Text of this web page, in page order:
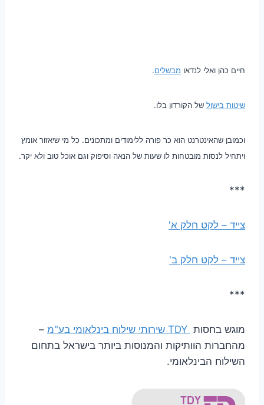
חיים כהן ואלי לנדאו מבשלים.
שיטות בישול של הקורדון בלו.
וכמובן שהאינטרנט הוא כר פורה ללימודים ומתכונים. כל מי שיאזור אומץ
ויתחיל לנסות מובטחות לו שעות של הנאה וסיפוק וגם אוכל טוב ולא יקר.
***
צייד – לקט חלק א'
צייד – לקט חלק ב'
***
מוגש בחסות
–
מהחברות הוותיקות והמנוסות ביותר בישראל בתחום
השילוח הבינלאומי.